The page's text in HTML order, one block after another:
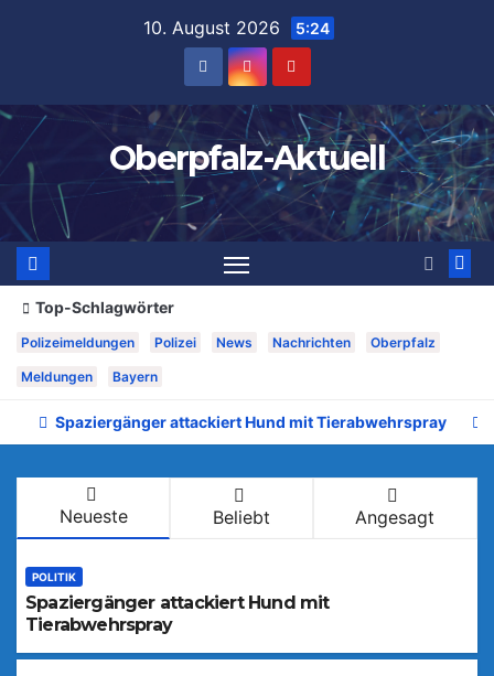
10. August 2026 5:24
Oberpfalz-Aktuell
Top-Schlagwörter
Polizeimeldungen Polizei News Nachrichten Oberpfalz
Meldungen Bayern
Spaziergänger attackiert Hund mit Tierabwehrspray
Neueste Beliebt Angesagt
POLITIK
Spaziergänger attackiert Hund mit
Tierabwehrspray